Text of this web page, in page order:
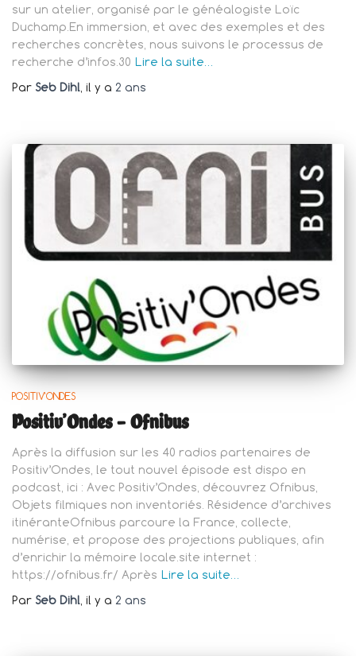
sur un atelier, organisé par le généalogiste Loïc
Duchamp.En immersion, et avec des exemples et des
recherches concrètes, nous suivons le processus de
recherche d’infos.30 Lire la suite…
Par Seb Dihl , il y a 2 ans
POSITIV'ONDES
Positiv’Ondes – Ofnibus
Après la diffusion sur les 40 radios partenaires de
Positiv’Ondes, le tout nouvel épisode est dispo en
podcast, ici : Avec Positiv’Ondes, découvrez Ofnibus,
Objets filmiques non inventoriés. Résidence d’archives
itinéranteOfnibus parcoure la France, collecte,
numérise, et propose des projections publiques, afin
d’enrichir la mémoire locale.site internet :
https://ofnibus.fr/ Après Lire la suite…
Par Seb Dihl, il y a 2 ans